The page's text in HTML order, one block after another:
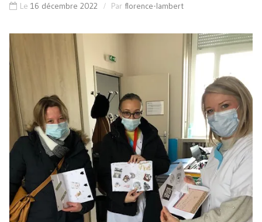
Le 16 décembre 2022 Par florence-lambert